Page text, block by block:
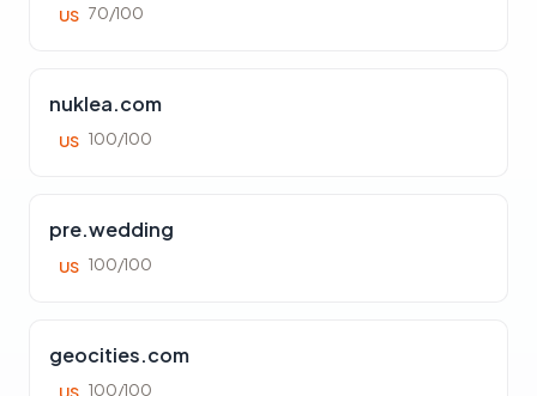
US 70/100
nuklea.com
US 100/100
pre.wedding
US 100/100
geocities.com
100/100